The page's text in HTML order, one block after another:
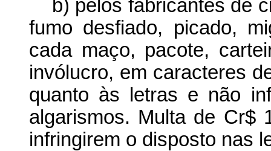
b) pelos fabricantes de
fumo desfiado, picado,
cada maço, pacote,
invólucro, em caracteres
quanto às letras e não
algarismos. Multa de Cr$
infringirem o disposto nas